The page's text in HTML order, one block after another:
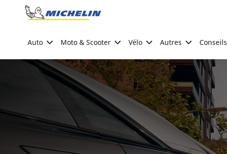
Go to page content
Auto Moto & Scooter Vélo Autres Conseils